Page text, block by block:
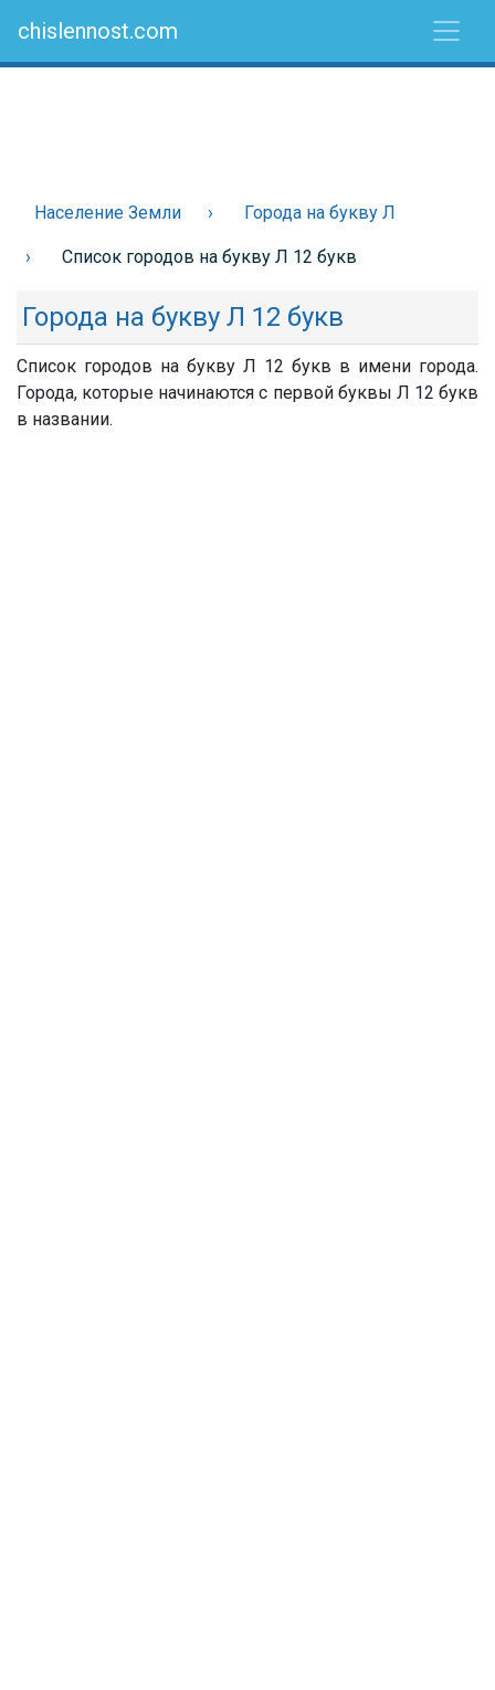
chislennost.com
Население Земли Города на букву Л
Список городов на букву Л 12 букв
Города на букву Л 12 букв
Список городов на букву Л 12 букв в имени города.
Города, которые начинаются с первой буквы Л 12 букв
в названии.